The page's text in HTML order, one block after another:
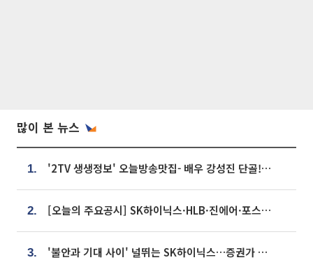
많이 본 뉴스
1. '2TV 생생정보' 오늘방송맛집- 배우 강성진 단골! 쌀국수ㆍ푸팟퐁 커리 맛집 '블○○○'
2. [오늘의 주요공시] SK하이닉스·HLB·진에어·포스코홀딩스·네이버·대우건설 등
3. '불안과 기대 사이' 널뛰는 SK하이닉스…증권가 "HBM4·LTA 기반 펀터멘털 견고"